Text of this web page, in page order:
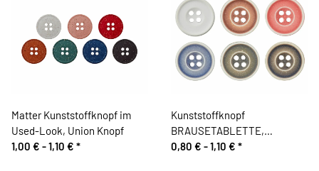
Matter Kunststoffknopf im
Used-Look, Union Knopf
1,00 € -1,10 € *
Kunststoffknopf
BRAUSETABLETTE,
gesprenkelt, Union Knopf
0,80 € -1,10 € *